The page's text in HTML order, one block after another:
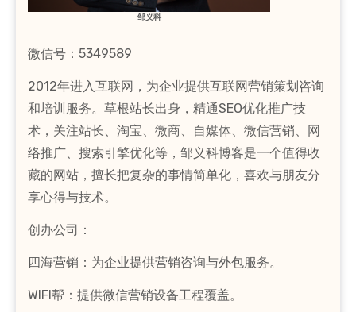
邹义科
微信号：5349589
2012年进入互联网，为企业提供互联网营销策划咨询
和培训服务。草根站长出身，精通SEO优化推广技
术，关注站长、淘宝、微商、自媒体、微信营销、网
络推广、搜索引擎优化等，邹义科博客是一个值得收
藏的网站，擅长把复杂的事情简单化，喜欢与朋友分
享心得与技术。
创办公司：
四海营销：为企业提供营销咨询与外包服务。
WIFI帮：提供微信营销设备工程覆盖。